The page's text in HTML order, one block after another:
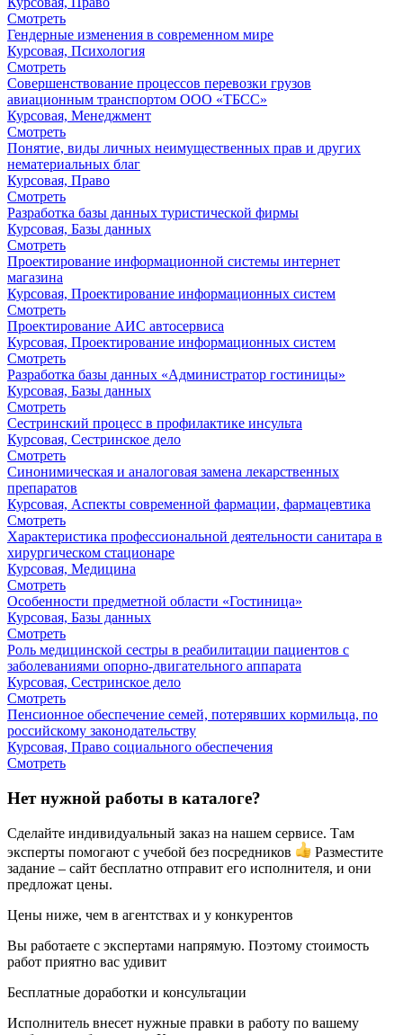
Смотреть
Гендерные изменения в современном мире
Курсовая, Психология
Смотреть
Совершенствование процессов перевозки грузов
авиационным транспортом ООО «ТБСС»
Курсовая, Менеджмент
Смотреть
Понятие, виды личных неимущественных прав и других
нематериальных благ
Курсовая, Право
Смотреть
Разработка базы данных туристической фирмы
Курсовая, Базы данных
Смотреть
Проектирование информационной системы интернет
магазина
Курсовая, Проектирование информационных систем
Смотреть
Проектирование АИС автосервиса
Курсовая, Проектирование информационных систем
Смотреть
Разработка базы данных «Администратор гостиницы»
Курсовая, Базы данных
Смотреть
Сестринский процесс в профилактике инсульта
Курсовая, Сестринское дело
Смотреть
Синонимическая и аналоговая замена лекарственных
препаратов
Курсовая, Аспекты современной фармации, фармацевтика
Смотреть
Характеристика профессиональной деятельности санитара в
хирургическом стационаре
Курсовая, Медицина
Смотреть
Особенности предметной области «Гостиница»
Курсовая, Базы данных
Смотреть
Роль медицинской сестры в реабилитации пациентов с
заболеваниями опорно-двигательного аппарата
Курсовая, Сестринское дело
Смотреть
Пенсионное обеспечение семей, потерявших кормильца, по
российскому законодательству
Курсовая, Право социального обеспечения
Смотреть
Нет нужной работы в каталоге?
Сделайте индивидуальный заказ на нашем сервисе. Там
эксперты помогают с учебой без посредников
Разместите
задание – сайт бесплатно отправит его исполнителя, и они
предложат цены.
Цены ниже, чем в агентствах и у конкурентов
Вы работаете с экспертами напрямую. Поэтому стоимость
работ приятно вас удивит
Бесплатные доработки и консультации
Исполнитель внесет нужные правки в работу по вашему